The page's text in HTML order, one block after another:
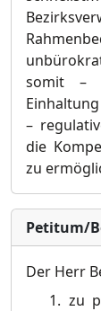
somit –
–
die
zu
Petitum/
Der Herr
zu